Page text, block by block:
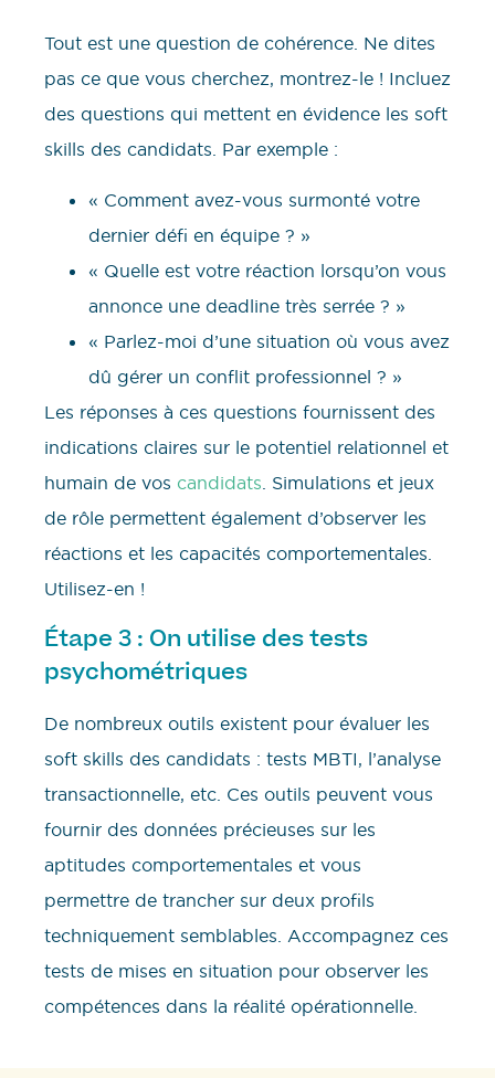
Tout est une question de cohérence. Ne dites
pas ce que vous cherchez, montrez-le ! Incluez
des questions qui mettent en évidence les soft
skills des candidats. Par exemple :
« Comment avez-vous surmonté votre
dernier défi en équipe ? »
« Quelle est votre réaction lorsqu’on vous
annonce une deadline très serrée ? »
« Parlez-moi d’une situation où vous avez
dû gérer un conflit professionnel ? »
Les réponses à ces questions fournissent des
indications claires sur le potentiel relationnel et
humain de vos candidats. Simulations et jeux
de rôle permettent également d’observer les
réactions et les capacités comportementales.
Utilisez-en !
Étape 3 : On utilise des tests
psychométriques
De nombreux outils existent pour évaluer les
soft skills des candidats : tests MBTI, l’analyse
transactionnelle, etc. Ces outils peuvent vous
fournir des données précieuses sur les
aptitudes comportementales et vous
permettre de trancher sur deux profils
techniquement semblables. Accompagnez ces
tests de mises en situation pour observer les
compétences dans la réalité opérationnelle.